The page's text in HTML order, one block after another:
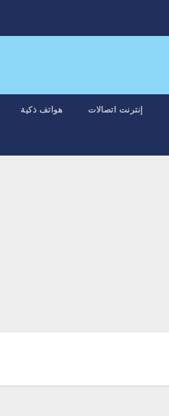
إنترنت اتصالات هواتف ذكية